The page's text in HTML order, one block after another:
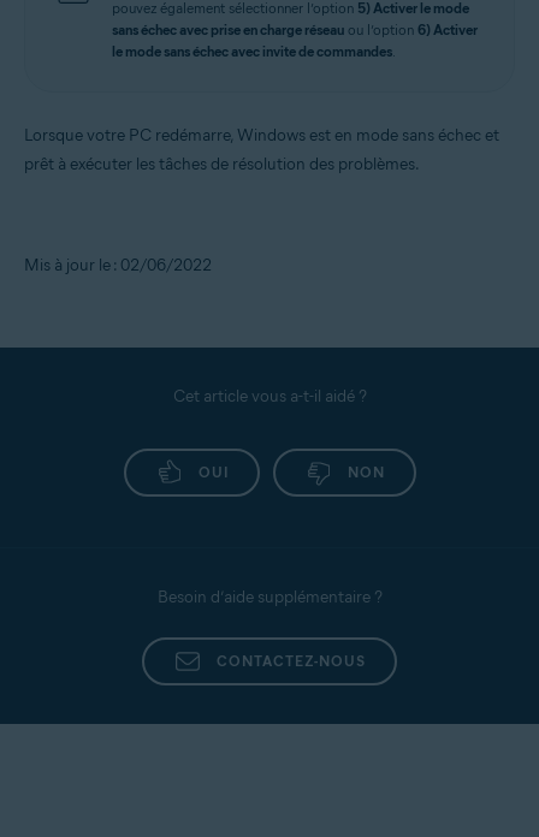
pouvez également sélectionner l’option 5) Activer le mode
sans échec avec prise en charge réseau ou l’option 6) Activer
le mode sans échec avec invite de commandes
Lorsque votre PC redémarre, Windows est en mode sans échec et
prêt à exécuter les tâches de résolution des problèmes.
Mis à jour le : 02/06/2022
Cet article vous a-t-il aidé ?
OUI NON
Besoin d’aide supplémentaire ?
CONTACTEZ-NOUS